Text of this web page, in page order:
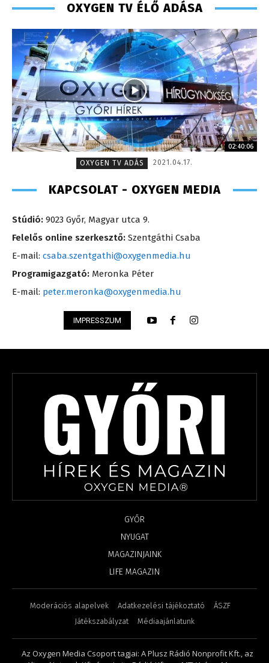
OXYGEN TV ÉLŐ ADÁSA
02:40:06
OXYGEN TV ADÁS
2021.04.17.
KAPCSOLAT - OXYGEN MEDIA
Stúdió: 9023 Győr, Magyar utca 9.
Felelős online szerkesztő: Szentgáthi Csaba
E-mail: csaba.szentgathi@oxygenmedia.hu
Programigazgató: Meronka Péter
E-mail: peter.meronka@oxygenmedia.hu
IMPRESSZUM
GYŐR
NYUGAT
MAGAZINJAINK
LIFE MAGAZIN
Moderációs alapelvek Adatkezelési tájékoztató
ÁSZF
Játékszabályzat
Médiaajánlatunk
Az Oxygen Media Csoport tagjai: A Plusz Rádió Nonprofit Kft., az